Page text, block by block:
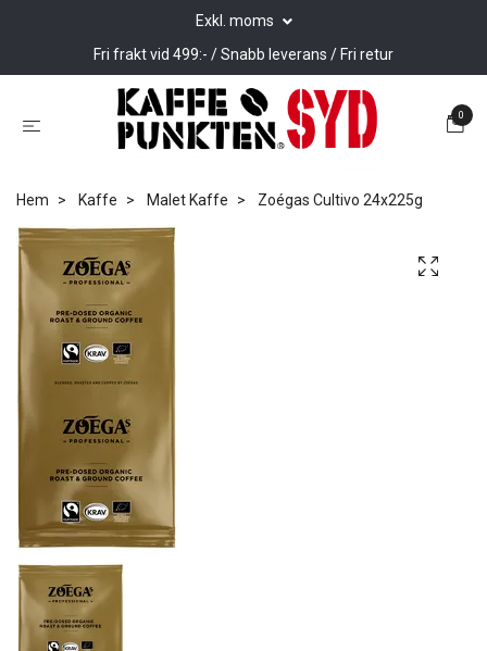
Exkl. moms
Fri frakt vid 499:- / Snabb leverans / Fri retur
0
Hem Kaffe Malet Kaffe Zoégas Cultivo 24x225g